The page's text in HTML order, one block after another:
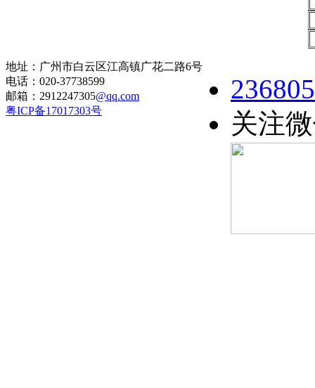
地址：广州市白云区江高镇广花二路6号
电话：020-37738599
邮箱：2912247305@qq.com
粤ICP备17017303号
关注